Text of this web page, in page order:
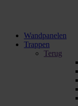
Wandpanelen
Trappen
Terug